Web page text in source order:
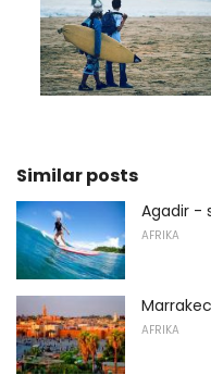
Similar posts
Agadir -
AFRIKA
AFRIKA